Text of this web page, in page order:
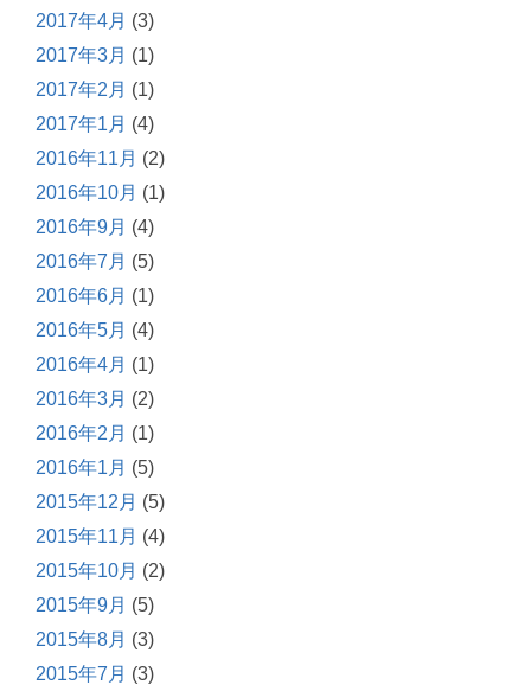
2017年4月 (3)
2017年3月 (1)
2017年2月 (1)
2017年1月 (4)
2016年11月 (2)
2016年10月 (1)
2016年9月 (4)
2016年7月 (5)
2016年6月 (1)
2016年5月 (4)
2016年4月 (1)
2016年3月 (2)
2016年2月 (1)
2016年1月 (5)
2015年12月 (5)
2015年11月 (4)
2015年10月 (2)
2015年9月 (5)
2015年8月 (3)
2015年7月 (3)